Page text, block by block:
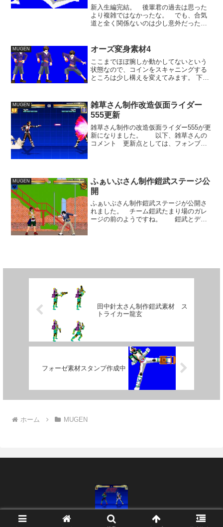
新入生編完結。 後輩君の過去は思った
より複雑ではなかったな。 でも、合気
道と全く関係ないのは少し意外だった。
置づけでしょうか。 他の面々が昭和ラ
イダーのもじり名で繋がっ...
MUGEN オーズ変身素材4
ここまでほぼ腕しか動かしてないという
状態なので、コインをスキャニングする
ところは少し構えを変えてみます。 下半
ょっと合わないかも。 とりあえず一連
の動作を造ってみてから...
MUGEN
雑草さん制作改造仮面ライダー
555更新
雑草さん制作の改造仮面ライダー555が更
新になりました。 以下、雑草さんの
コメント 更新点としては、フォンブラ
MUGEN
ふぁいぶさん制作鎧武ステージ公
開
ふぁいぶさん制作鎧武ステージが公開さ
れました。 チーム鎧武たまり場のガレ
ージの前のようですね。 鎧武とデュ
田中針太さん制作鎧武素材 ス
トライカー龍玄
フォーゼ素材スタンプ作成中
ホーム MUGEN
© 2010 桝久堂(ますくどう).